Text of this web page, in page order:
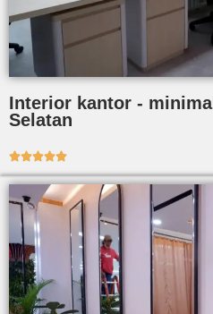
Interior kantor -
Selatan
